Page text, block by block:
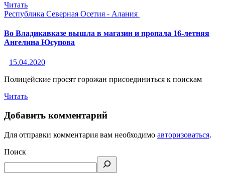
Читать
Республика Северная Осетия - Алания
Во Владикавказе вышла в магазин и пропала 16-летняя
Ангелина Юсупова
15.04.2020
Полицейские просят горожан присоединиться к поискам
Читать
Добавить комментарий
Для отправки комментария вам необходимо авторизоваться.
Поиск